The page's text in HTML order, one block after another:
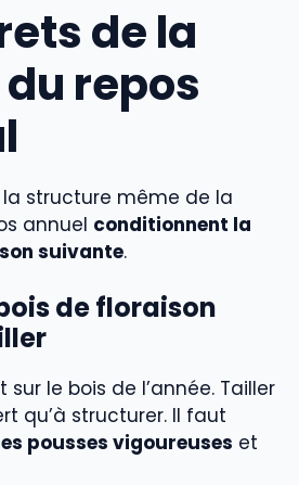
de la
repos
structure même de la
annuel conditionnent la
suivante.
de floraison
sur le bois de l’année. Tailler
qu’à structurer. Il faut
pousses vigoureuses et